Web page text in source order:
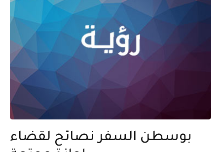
بوسطن السفر نصائح لقضاء